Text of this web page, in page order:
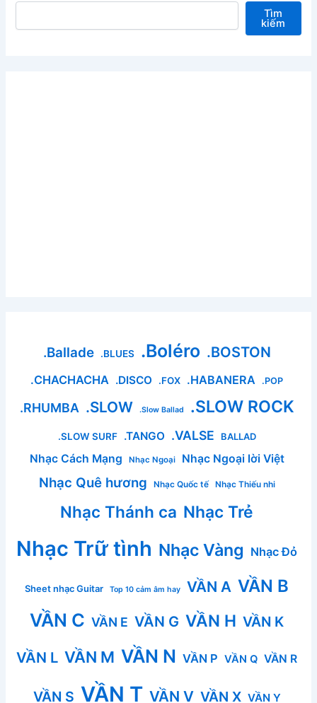
Tìm kiếm Tìm
kiếm
.Ballade .BLUES .Boléro .BOSTON
.CHACHACHA .DISCO .FOX .HABANERA .POP
.RHUMBA .SLOW .Slow Ballad .SLOW ROCK
.SLOW SURF .TANGO .VALSE BALLAD
Nhạc Cách Mạng Nhạc Ngoại Nhạc Ngoại lời Việt
Nhạc Quê hương Nhạc Quốc tế Nhạc Thiếu nhi
Nhạc Thánh ca Nhạc Trẻ
Nhạc Trữ tình Nhạc Vàng Nhạc Đỏ
Sheet nhạc Guitar Top 10 cảm âm hay VẦN A VẦN B
VẦN C VẦN E VẦN G VẦN H VẦN K
VẦN L VẦN M VẦN N VẦN P VẦN Q VẦN R
VẦN S VẦN T VẦN V VẦN X VẦN Y